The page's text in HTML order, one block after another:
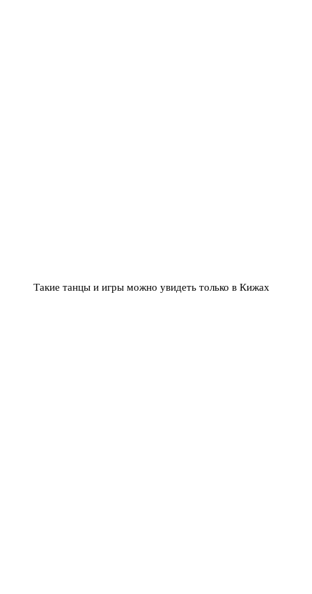
Такие танцы и игры можно увидеть только в Кижах